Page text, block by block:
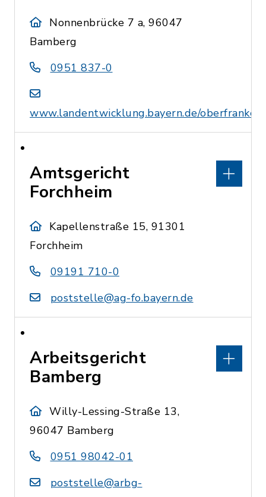
Nonnenbrücke 7 a, 96047
Bamberg
0951 837-0
www.landentwicklung.bayern.de/oberfranken
Amtsgericht
Forchheim
Kapellenstraße 15, 91301
Forchheim
09191 710-0
poststelle@ag-fo.bayern.de
Arbeitsgericht
Bamberg
Willy-Lessing-Straße 13,
96047 Bamberg
0951 98042-01
poststelle@arbg-